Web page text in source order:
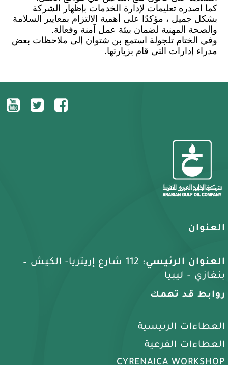
كما اصدره تعليمات لإدارة الخدمات بإظهار الشركة
بشكل جميل ، مؤكدًا على أهمية الالتزام بمعايير السلامة
والصحة المهنية لضمان بيئة عمل آمنة وفعالة.
وفي الختام تلجولة استمع بن شتوان إلى ملاحظات بعض
مدراء إدارات التى قام بزيارتها.
العنوان
العنوان الرئيسي
: 112 شارع إريتريا- الكيش –
بنغازي – ليبيا
روابط قد تهمك
العطاءات الرئيسية
العطاءات الفرعية
CYRENAICA WORKSHOP